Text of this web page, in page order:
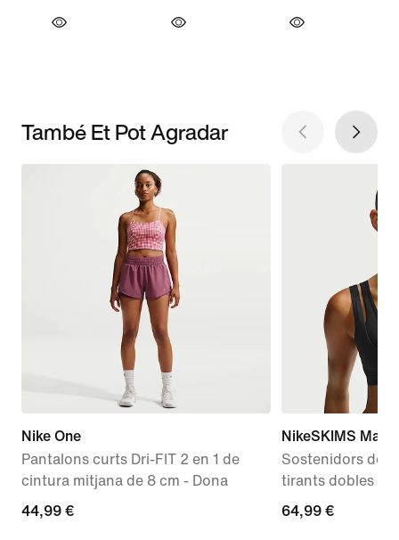
També Et Pot Agradar
Nike One
Pantalons curts Dri-FIT 2 en 1 de
cintura mitjana de 8 cm - Dona
44,99 €
44,99 €
NikeSKIMS Matte
Sostenidors de
tirants dobles -
64,99 €
64,99 €